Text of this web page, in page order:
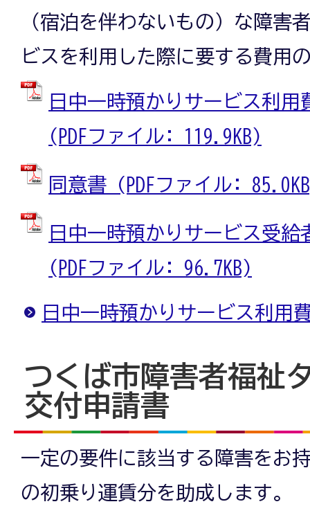
（宿泊を伴わないもの）な障害
ビスを利用した際に要する費用
日中一時預かりサービス利用
(PDFファイル: 119.9KB)
同意書 (PDFファイル:
日中一時預かりサービス受給
(PDFファイル: 96.7KB)
日中一時預かりサービス利用
つくば市障害者福祉
交付申請書
一定の要件に該当する障害をお
の初乗り運賃分を助成します。